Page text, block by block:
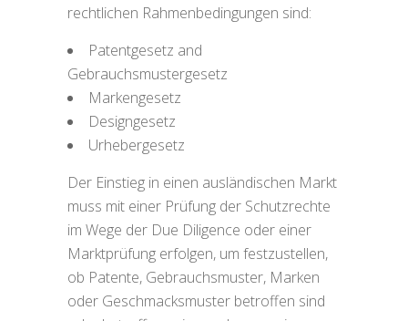
rechtlichen Rahmenbedingungen sind:
Patentgesetz and
Gebrauchsmustergesetz
Markengesetz
Designgesetz
Urhebergesetz
Der Einstieg in einen ausländischen Markt
muss mit einer Prüfung der Schutzrechte
im Wege der Due Diligence oder einer
Marktprüfung erfolgen, um festzustellen,
ob Patente, Gebrauchsmuster, Marken
oder Geschmacksmuster betroffen sind